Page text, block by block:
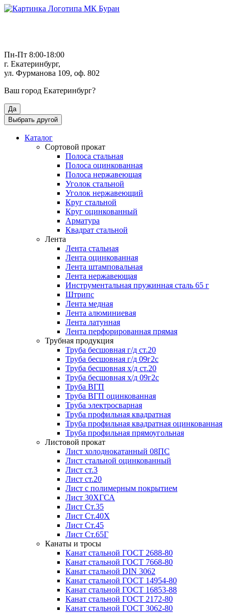
Пн-Пт 8:00-18:00
г. Екатеринбург,
ул. Фурманова 109, оф. 802
Ваш город Екатеринбург?
Да
Выбрать другой
Каталог
Сортовой прокат
Полоса стальная
Полоса оцинкованная
Полоса нержавеющая
Уголок стальной
Уголок нержавеющий
Круг стальной
Круг оцинкованный
Арматура
Квадрат стальной
Лента
Лента стальная
Лента оцинкованная
Лента штамповальная
Лента нержавеющая
Инструментальная пружинная сталь 65 г
Штрипс
Лента медная
Лента алюминиевая
Лента латунная
Лента перфорированная прямая
Трубная продукция
Труба бесшовная г/д ст.20
Труба бесшовная г/д 09г2с
Труба бесшовная х/д ст.20
Труба бесшовная х/д 09г2с
Труба ВГП
Труба ВГП оцинкованная
Труба электросварная
Труба профильная квадратная
Труба профильная квадратная оцинкованная
Труба профильная прямоугольная
Листовой прокат
Лист холоднокатанный 08ПС
Лист стальной оцинкованный
Лист ст.3
Лист ст.20
Лист с полимерным покрытием
Лист 30ХГСА
Лист Ст.35
Лист Ст.40Х
Лист Ст.45
Лист Ст.65Г
Канаты и тросы
Канат стальной ГОСТ 2688-80
Канат стальной ГОСТ 7668-80
Канат стальной DIN 3062
Канат стальной ГОСТ 14954-80
Канат стальной ГОСТ 16853-88
Канат стальной ГОСТ 2172-80
Канат стальной ГОСТ 3062-80